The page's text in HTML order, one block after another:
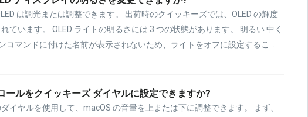
は調光または調整できます。 出荷時のクイッキーズでは、OLED の輝度
ています。 OLED ライトの明るさには 3 つの状態があります。 明るい 中く
コマンドに付けた名前が表示されないため、ライトをオフに設定するこ...
ールをクイッキーズ ダイヤルに設定できますか?
イヤルを使用して、macOS の音量を上または下に調整できます。 まず、